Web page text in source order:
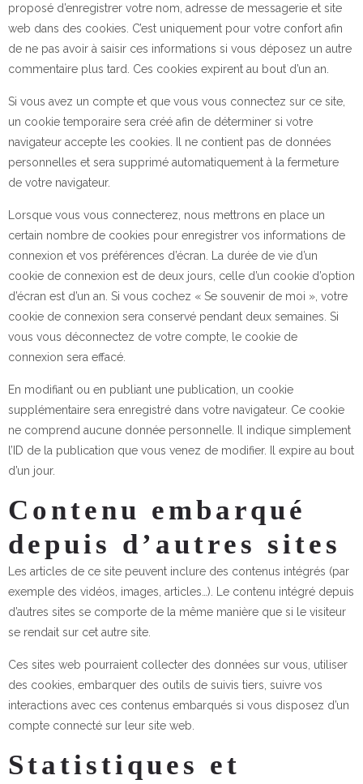
proposé d’enregistrer votre nom, adresse de messagerie et site
web dans des cookies. C’est uniquement pour votre confort afin
de ne pas avoir à saisir ces informations si vous déposez un autre
commentaire plus tard. Ces cookies expirent au bout d’un an.
Si vous avez un compte et que vous vous connectez sur ce site,
un cookie temporaire sera créé afin de déterminer si votre
navigateur accepte les cookies. Il ne contient pas de données
personnelles et sera supprimé automatiquement à la fermeture
de votre navigateur.
Lorsque vous vous connecterez, nous mettrons en place un
certain nombre de cookies pour enregistrer vos informations de
connexion et vos préférences d’écran. La durée de vie d’un
cookie de connexion est de deux jours, celle d’un cookie d’option
d’écran est d’un an. Si vous cochez « Se souvenir de moi », votre
cookie de connexion sera conservé pendant deux semaines. Si
vous vous déconnectez de votre compte, le cookie de
connexion sera effacé.
En modifiant ou en publiant une publication, un cookie
supplémentaire sera enregistré dans votre navigateur. Ce cookie
ne comprend aucune donnée personnelle. Il indique simplement
l’ID de la publication que vous venez de modifier. Il expire au bout
d’un jour.
Contenu embarqué
depuis d’autres sites
Les articles de ce site peuvent inclure des contenus intégrés (par
exemple des vidéos, images, articles…). Le contenu intégré depuis
d’autres sites se comporte de la même manière que si le visiteur
se rendait sur cet autre site.
Ces sites web pourraient collecter des données sur vous, utiliser
des cookies, embarquer des outils de suivis tiers, suivre vos
interactions avec ces contenus embarqués si vous disposez d’un
compte connecté sur leur site web.
Statistiques et